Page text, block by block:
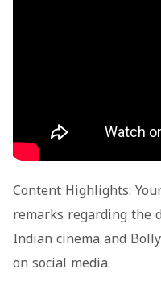
Content Highlights:
remarks regarding the
Indian cinema and
on social media.